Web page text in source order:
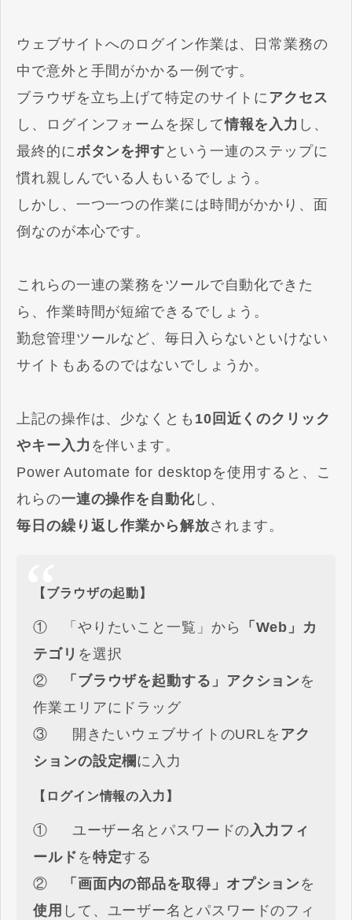
ウェブサイトへのログイン作業は、日常業務の
中で意外と手間がかかる一例です。
ブラウザを立ち上げて特定のサイトにアクセス
し、ログインフォームを探して情報を入力 し、
最終的にボタンを押す という一連のステップに
慣れ親しんでいる人もいるでしょう。
しかし、一つ一つの作業には時間がかかり、面
倒なのが本心です。
これらの一連の業務をツールで自動化できた
ら、作業時間が短縮できるでしょう。
勤怠管理ツールなど、毎日入らないといけない
サイトもあるのではないでしょうか。
上記の操作は、少なくとも 10回近くのクリック
やキー入力 を伴います。
Power Automate for desktopを使用すると、こ
れらの一連の操作を自動化し、
毎日の繰り返し作業から解放されます。
【ブラウザの起動】
① 「やりたいこと一覧」から
「Web」カ
テゴリ を選択
②
「ブラウザを起動する」アクション を
作業エリアにドラッグ
③ 開きたいウェブサイトのURLを アク
ションの設定欄に入力
【ログイン情報の入力】
① ユーザー名とパスワードの入力フィ
ールド を特定する
②
「画面内の部品を取得」オプション を
使用 して、ユーザー名とパスワードのフィ